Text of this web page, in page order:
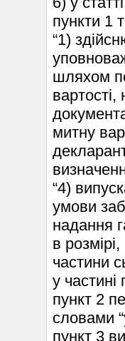
пункти 1
“1)
шляхом
митну
“4)
умови
надання
в
частини
у частині
пункт 2
словами
пункт 3